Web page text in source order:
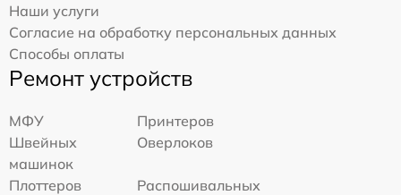
Наши услуги
Согласие на обработку персональных данных
Способы оплаты
Ремонт устройств
МФУ
Принтеров
Швейных
машинок
Оверлоков
Плоттеров
Распошивальных